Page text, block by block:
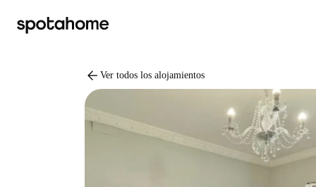
arrow_back Ver todos los alojamientos